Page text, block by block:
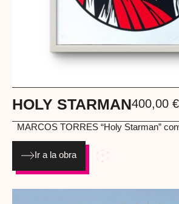
HOLY STARMAN400,00 €
MARCOS TORRES
elevadas a santo moderno.
pop se funden en una imagen potente. Obra
Ir a la obra